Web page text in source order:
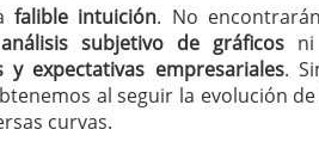
falible intuición. No
análisis subjetivo de gráficosni
expectativas empresariales.
al seguir la evolución
curvas.